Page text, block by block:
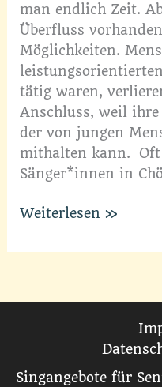
man endlich Zeit.
Überfluss
Möglichkeiten.
tätig waren,
Anschluss, weil
der von jungen
mithalten kann. Oft
Sänger*innen in
Aktives
im
Weiterlesen »
Singangebote für